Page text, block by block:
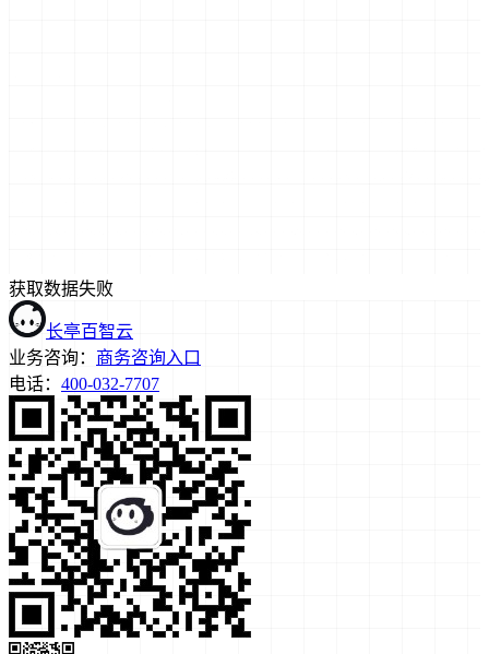
获取数据失败
长亭百智云
业务咨询： 商务咨询入口
电话： 400-032-7707